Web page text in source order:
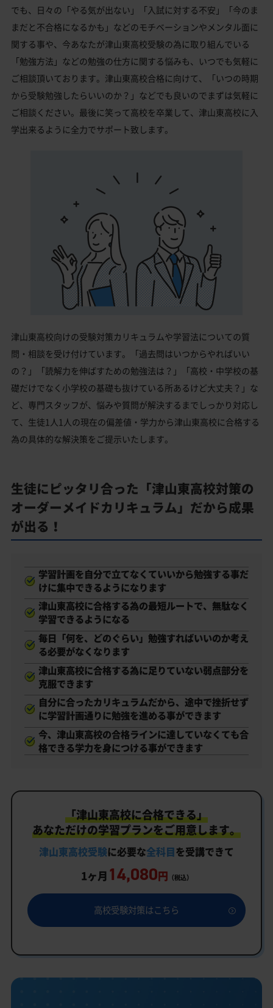
でも、日々の「やる気が出ない」「入試に対する不安」「今のま
まだと不合格になるかも」などのモチベーションやメンタル面に
関する事や、今あなたが津山東高校受験の為に取り組んでいる
「勉強方法」などの勉強の仕方に関する悩みも、いつでも気軽に
ご相談頂いております。津山東高校合格に向けて、「いつの時期
から受験勉強したらいいのか？」などでも良いのでまずは気軽に
ご相談ください。最後に笑って高校を卒業して、津山東高校に入
学出来るように全力でサポート致します。
津山東高校向けの受験対策カリキュラムや学習法についての質
問・相談を受け付けています。「過去問はいつからやればいい
の？」「読解力を伸ばすための勉強法は？」「高校・中学校の基
礎だけでなく小学校の基礎も抜けている所あるけど大丈夫？」な
ど、専門スタッフが、悩みや質問が解決するまでしっかり対応し
て、生徒1人1人の現在の偏差値・学力から津山東高校に合格する
為の具体的な解決策をご提示いたします。
生徒にピッタリ合った「津山東高校対策の
オーダーメイドカリキュラム」だから成果
が出る！
学習計画を自分で立てなくていいから勉強する事だ
けに集中できるようになります
津山東高校に合格する為の最短ルートで、無駄なく
学習できるようになる
毎日「何を、どのぐらい」勉強すればいいのか考え
る必要がなくなります
津山東高校に合格する為に足りていない弱点部分を
克服できます
自分に合ったカリキュラムだから、途中で挫折せず
に学習計画通りに勉強を進める事ができます
今、津山東高校の合格ラインに達していなくても合
格できる学力を身につける事ができます
「津山東高校に合格できる」
あなただけの学習プランをご用意します。
津山東高校受験に必要な全科目を受講できて
1ヶ月 14,080円 （税込）
高校受験対策はこちら